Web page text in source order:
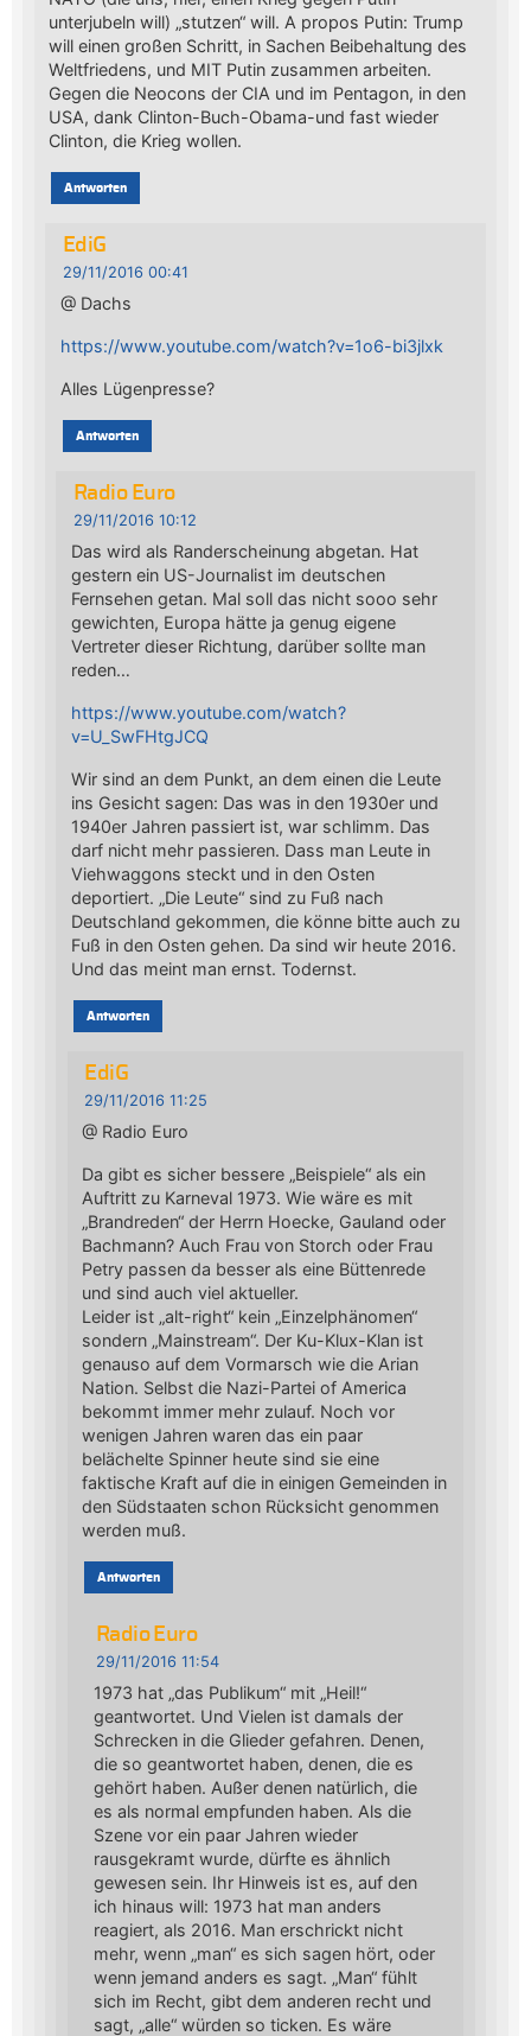
unterjubeln will) „stutzen“ will. A propos Putin: Trump
will einen großen Schritt, in Sachen Beibehaltung des
Weltfriedens, und MIT Putin zusammen arbeiten.
Gegen die Neocons der CIA und im Pentagon, in den
USA, dank Clinton-Buch-Obama-und fast wieder
Clinton, die Krieg wollen.
Antworten
EdiG
29/11/2016 00:41
@ Dachs
https://www.youtube.com/watch?v=1o6-bi3jlxk
Alles Lügenpresse?
Antworten
Radio Euro
29/11/2016 10:12
Das wird als Randerscheinung abgetan. Hat
gestern ein US-Journalist im deutschen
Fernsehen getan. Mal soll das nicht sooo sehr
gewichten, Europa hätte ja genug eigene
Vertreter dieser Richtung, darüber sollte man
reden…
https://www.youtube.com/watch?
v=U_SwFHtgJCQ
Wir sind an dem Punkt, an dem einen die Leute
ins Gesicht sagen: Das was in den 1930er und
1940er Jahren passiert ist, war schlimm. Das
darf nicht mehr passieren. Dass man Leute in
Viehwaggons steckt und in den Osten
deportiert. „Die Leute“ sind zu Fuß nach
Deutschland gekommen, die könne bitte auch zu
Fuß in den Osten gehen. Da sind wir heute 2016.
Und das meint man ernst. Todernst.
Antworten
EdiG
29/11/2016 11:25
@ Radio Euro
Da gibt es sicher bessere „Beispiele“ als ein
Auftritt zu Karneval 1973. Wie wäre es mit
„Brandreden“ der Herrn Hoecke, Gauland oder
Bachmann? Auch Frau von Storch oder Frau
Petry passen da besser als eine Büttenrede
und sind auch viel aktueller.
Leider ist „alt-right“ kein „Einzelphänomen“
sondern „Mainstream“. Der Ku-Klux-Klan ist
genauso auf dem Vormarsch wie die Arian
Nation. Selbst die Nazi-Partei of America
bekommt immer mehr zulauf. Noch vor
wenigen Jahren waren das ein paar
belächelte Spinner heute sind sie eine
faktische Kraft auf die in einigen Gemeinden in
den Südstaaten schon Rücksicht genommen
werden muß.
Antworten
Radio Euro
29/11/2016 11:54
1973 hat „das Publikum“ mit „Heil!“
geantwortet. Und Vielen ist damals der
Schrecken in die Glieder gefahren. Denen,
die so geantwortet haben, denen, die es
gehört haben. Außer denen natürlich, die
es als normal empfunden haben. Als die
Szene vor ein paar Jahren wieder
rausgekramt wurde, dürfte es ähnlich
gewesen sein. Ihr Hinweis ist es, auf den
ich hinaus will: 1973 hat man anders
reagiert, als 2016. Man erschrickt nicht
mehr, wenn „man“ es sich sagen hört, oder
wenn jemand anders es sagt. „Man“ fühlt
sich im Recht, gibt dem anderen recht und
sagt, „alle“ würden so ticken. Es wäre